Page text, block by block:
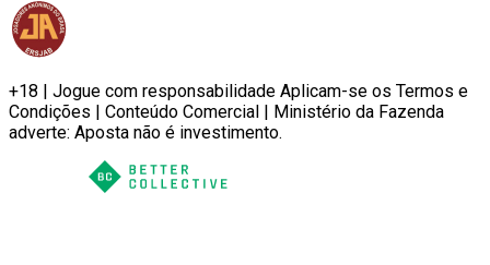
+18 | Jogue com responsabilidade Aplicam-se os Termos e
Condições | Conteúdo Comercial | Ministério da Fazenda
adverte: Aposta não é investimento.